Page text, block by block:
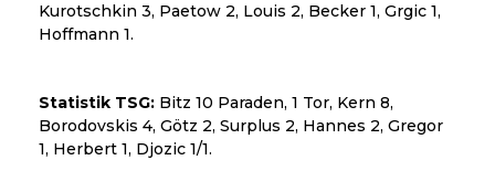
Kurotschkin 3, Paetow 2, Louis 2, Becker 1, Grgic 1,
Hoffmann 1.
Statistik TSG: Bitz 10 Paraden, 1 Tor, Kern 8,
Borodovskis 4, Götz 2, Surplus 2, Hannes 2, Gregor
1, Herbert 1, Djozic 1/1.